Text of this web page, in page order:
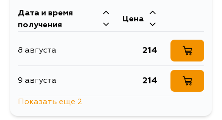
Дата и время
получения
Цена
8 августа 214
9 августа 214
Показать еще 2